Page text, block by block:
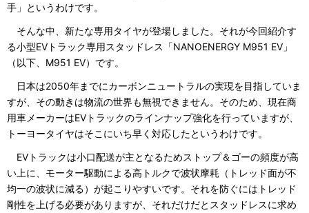
手」というわけです。
そんな中、新たな専用タイヤが登場しました。それが今回紹介す
る小型EVトラック専用スタッドレス「NANOENERGY M951 EV」
（以下、M951 EV）です。
日本は2050年までにカーボンニュートラルの実現を目指していま
すが、その動きは物流の世界も無視できません。そのため、現在商
用車メーカーはEVトラックのラインナップ強化を行っていますが、
トーヨータイヤはそこにいち早く対応したというわけです。
EVトラックは小口配送が主となるためストップ＆ゴーの頻度が高
い上に、モーター駆動による高トルクで波状摩耗（トレッド面が不
均一の波状に減る）が起こりやすいです。それを防ぐにはトレッド
剛性を上げる必要がありますが、それだけだとスタッドレスに求め